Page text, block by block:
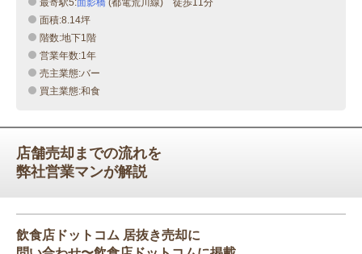
面積:8.14坪
階数:地下1階
営業年数:1年
売主業態:バー
買主業態:和食
店舗売却までの流れを
弊社営業マンが解説
飲食店ドットコム 居抜き売却に